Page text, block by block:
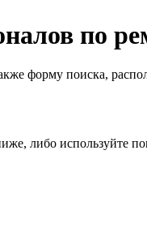
по
форму поиска,
либо используйте